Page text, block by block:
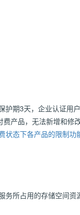
期3天，企业认证用户
产品，无法新增和修
状态下各产品的限制功
所占用的存储空间资